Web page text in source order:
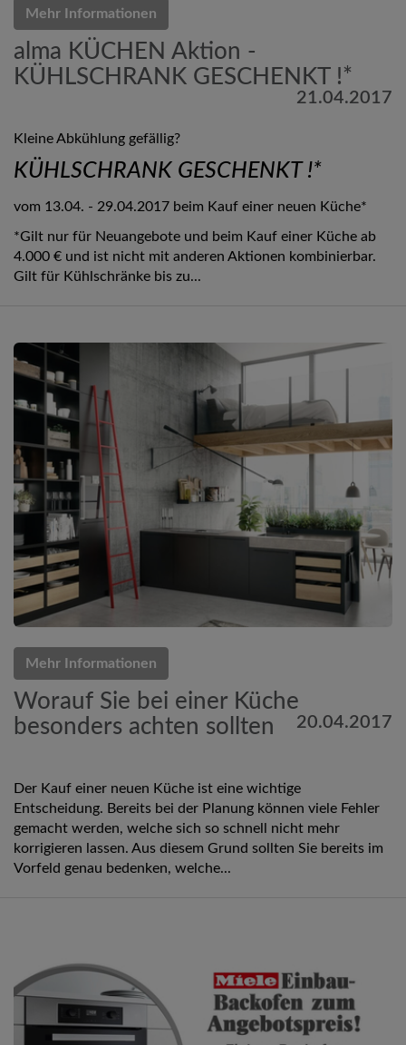
Mehr Informationen
alma KÜCHEN Aktion -
KÜHLSCHRANK GESCHENKT !*
21.04.2017
Kleine Abkühlung gefällig?
KÜHLSCHRANK GESCHENKT !*
vom 13.04. - 29.04.2017 beim Kauf einer neuen Küche*
*Gilt nur für Neuangebote und beim Kauf einer Küche ab
4.000 € und ist nicht mit anderen Aktionen kombinierbar.
Gilt für Kühlschränke bis zu...
Mehr Informationen
Worauf Sie bei einer Küche
besonders achten sollten
20.04.2017
Der Kauf einer neuen Küche ist eine wichtige
Entscheidung. Bereits bei der Planung können viele Fehler
gemacht werden, welche sich so schnell nicht mehr
korrigieren lassen. Aus diesem Grund sollten Sie bereits im
Vorfeld genau bedenken, welche...